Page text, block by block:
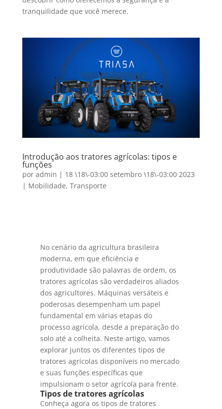
tranquilidade que você merece.
Introdução aos tratores agrícolas: tipos e
funções
por admin | 18 \18\-03:00 setembro \18\-03:00 2023
| Mobilidade, Transporte
No cenário da agricultura brasileira
moderna, em que eficiência e
produtividade são palavras de ordem, os
tratores agrícolas são verdadeiros aliados
dos agricultores. Máquinas versáteis e
poderosas desempenham um papel
fundamental em várias etapas do
processo agrícola, desde a preparação do
solo até a colheita. Neste artigo, vamos
explorar juntos os diferentes tipos de
tratores agrícolas disponíveis no mercado
e suas funções específicas que
impulsionam o setor agrícola para frente.
Tipos de tratores agrícolas
Conheça agora os tipos de tratores